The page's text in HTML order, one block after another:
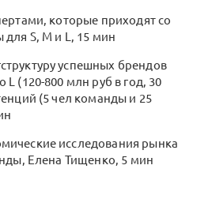
которые приходят со
S, M и L, 15 мин
успешных брендов
L (120-800 млн руб в год, 30
(5 чел команды и 25
исследования рынка
Елена Тищенко, 5 мин